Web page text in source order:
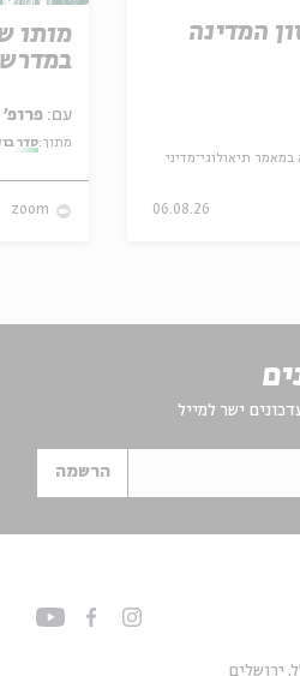
המדינה
תיאולוגי־מדיני
06.08.26
מותו
עם: פרופ' אביגדור שנאן
מתוך:סדר
zoom
ישר למייל
הרשמה